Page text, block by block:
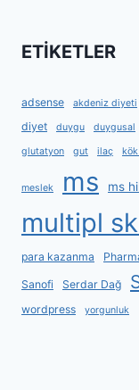
ETİKETLER
adsense akdeniz diyeti
diyet duygu duygusal
glutatyon gut ilaç
meslek ms ms
multipl
para kazanma
Sanofi Serdar Dağ
wordpress
yorgunluk